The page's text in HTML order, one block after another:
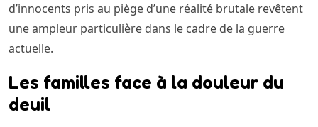
d’innocents pris au piège d’une réalité brutale revêtent
une ampleur particulière dans le cadre de la guerre
actuelle.
Les familles face à la douleur du
deuil